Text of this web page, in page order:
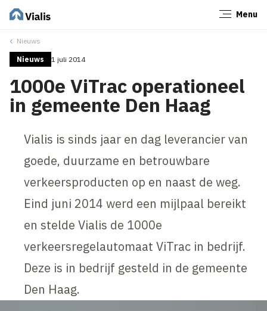
Menu
Nieuws
Nieuws 1 juli 2014
1000e ViTrac operationeel
in gemeente Den Haag
Vialis is sinds jaar en dag leverancier van
goede, duurzame en betrouwbare
verkeersproducten op en naast de weg.
Eind juni 2014 werd een mijlpaal bereikt
en stelde Vialis de 1000e
verkeersregelautomaat ViTrac in bedrijf.
Deze is in bedrijf gesteld in de gemeente
Den Haag.
Sluiten